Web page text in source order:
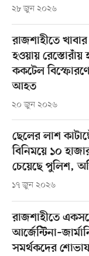
২৮ জুন ২০২৬
রাজশাহীতে
হওয়ায় রেস্তোরাঁয়
ককটেল
আহত
২০ জুন ২০২৬
ছেলের লাশ
বিনিময়ে ১০
চেয়েছে পুলিশ,
১৭ জুন ২০২৬
রাজশাহীতে
সমর্থকদের